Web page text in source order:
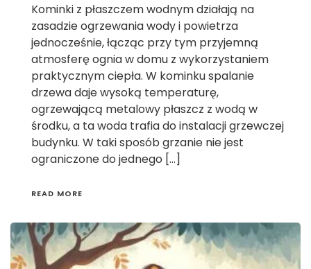
Kominki z płaszczem wodnym działają na
zasadzie ogrzewania wody i powietrza
jednocześnie, łącząc przy tym przyjemną
atmosferę ognia w domu z wykorzystaniem
praktycznym ciepła. W kominku spalanie
drzewa daje wysoką temperaturę,
ogrzewającą metalowy płaszcz z wodą w
środku, a ta woda trafia do instalacji grzewczej
budynku. W taki sposób grzanie nie jest
ograniczone do jednego […]
READ MORE